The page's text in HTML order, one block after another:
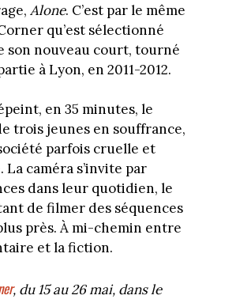
Alone. C’est par le même
qu’est sélectionné
son nouveau court, tourné
à Lyon, en 2011-2012.
en 35 minutes, le
trois jeunes en souffrance,
parfois cruelle et
caméra s’invite par
dans leur quotidien, le
de filmer des séquences
près. À mi-chemin entre
et la fiction.
, du 15 au 26 mai, dans le